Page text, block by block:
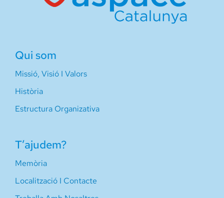
Qui som
Missió, Visió I Valors
Història
Estructura Organizativa
T’ajudem?
Memòria
Localització I Contacte